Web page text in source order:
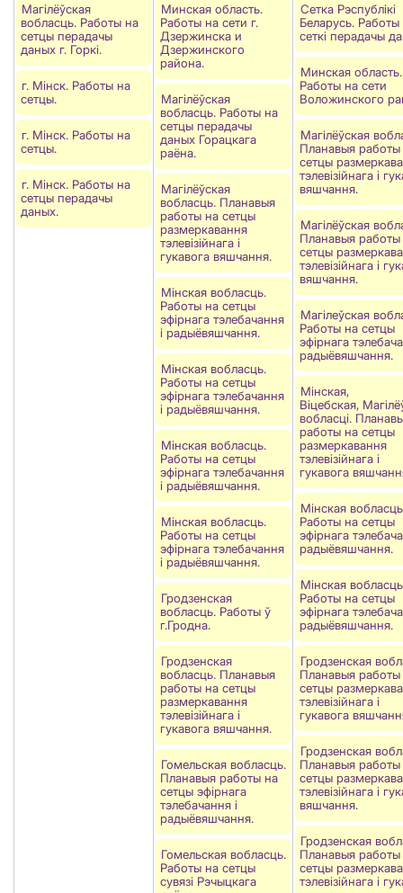
Магілёўская
вобласць. Работы на
сетцы перадачы
даных г. Горкi.
г. Мінск. Работы на
сетцы.
г. Мінск. Работы на
сетцы.
г. Мінск. Работы на
сетцы перадачы
даных.
Минская область.
Работы на сети г.
Дзержинска и
Дзержинского
района.
Магілёўская
вобласць. Работы на
сетцы перадачы
даных Горацкага
раёна.
Магілёўская
вобласць. Планавыя
работы на сетцы
размеркавання
тэлевізійнага і
гукавога вяшчання.
Мінская вобласць.
Работы на сетцы
эфірнага тэлебачання
і радыёвяшчання.
Мінская вобласць.
Работы на сетцы
эфірнага тэлебачання
і радыёвяшчання.
Мінская вобласць.
Работы на сетцы
эфірнага тэлебачання
і радыёвяшчання.
Мінская вобласць.
Работы на сетцы
эфірнага тэлебачання
і радыёвяшчання.
Гродзенская
вобласць. Работы ў
г.Гродна.
Гродзенская
вобласць. Планавыя
работы на сетцы
размеркавання
тэлевізійнага і
гукавога вяшчання.
Гомельская вобласць.
Планавыя работы на
сетцы эфірнага
тэлебачання і
радыёвяшчання.
Гомельская вобласць.
Работы на сетцы
сувязі Рэчыцкага
Сетка Рэспублiкi
Беларусь. Работы
сеткi перадачы
Минская область.
Работы на сети
Воложинского
Магілёўская
Планавыя работы
сетцы
тэлевізійнага і
вяшчання.
Магілёўская
Планавыя работы
сетцы
тэлевізійнага і
вяшчання.
Магiлеўская
Работы на сетцы
эфірнага
радыёвяшчання.
Мінская,
Віцебская,
вобласці.
работы на сетцы
размеркавання
тэлевізійнага і
гукавога
Мінская
Работы на сетцы
эфірнага
радыёвяшчання.
Мінская
Работы на сетцы
эфірнага
радыёвяшчання.
Гродзенская
Планавыя работы
сетцы
тэлевізійнага і
гукавога
Гродзенская
Планавыя работы
сетцы
тэлевізійнага і
вяшчання.
Гродзенская
Планавыя работы
сетцы
тэлевізійнага і